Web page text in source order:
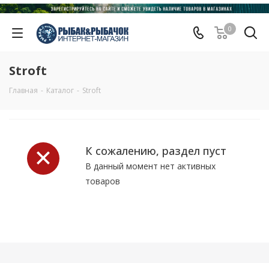
0
Stroft
Главная - Каталог - Stroft
К сожалению, раздел пуст
В данный момент нет активных
товаров